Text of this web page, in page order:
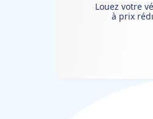
Louez votre
à prix